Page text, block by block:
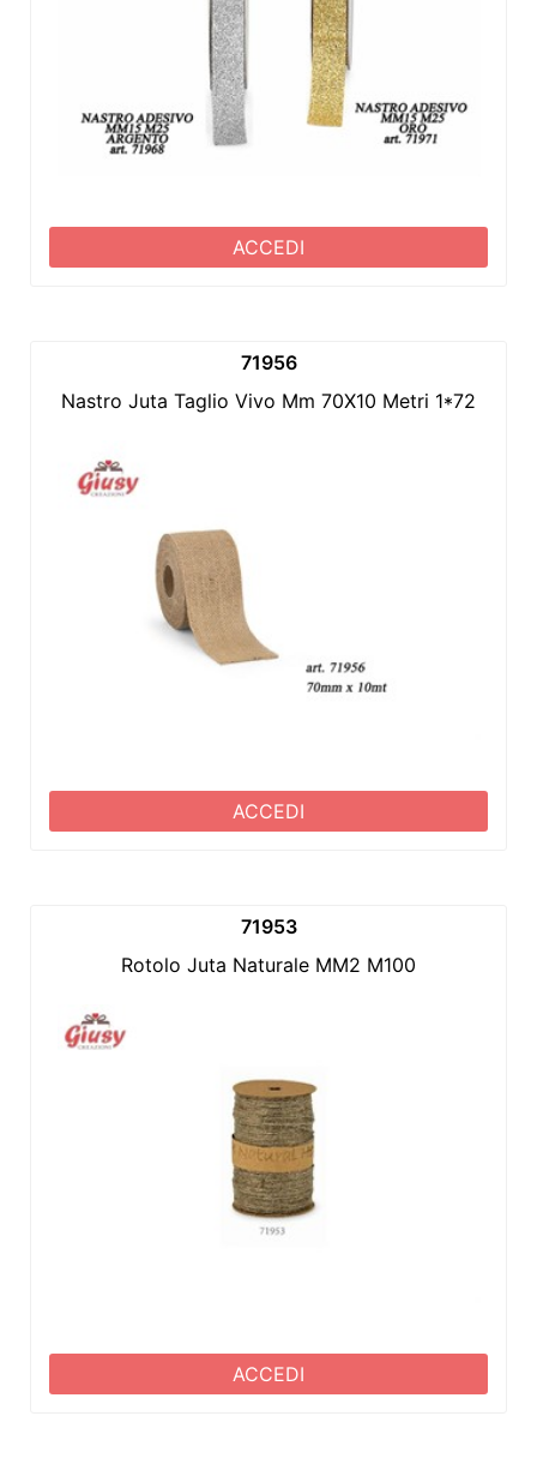
ACCEDI
71956
Nastro Juta Taglio Vivo Mm 70X10 Metri 1*72
ACCEDI
71953
Rotolo Juta Naturale MM2 M100
ACCEDI